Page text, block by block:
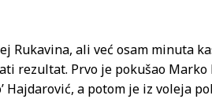
Rukavina, ali već osam minuta
rezultat. Prvo je pokušao
a potom je iz voleja